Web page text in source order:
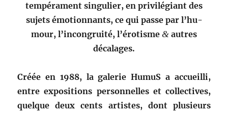
tem­péra­ment sin­guli­er, en priv­ilé­giant des
sujets émo­tion­nants, ce qui passe par l’hu­
mour, l’in­con­gruité, l’éro­tisme & autres
décalages.
Créée en 1988, la galerie HumuS a accueil­li,
entre expo­si­tions per­son­nelles et col­lec­tives,
quelque deux cents artistes, dont plusieurs